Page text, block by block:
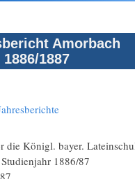
Amorbach
1887
die Königl. bayer.
1886/87